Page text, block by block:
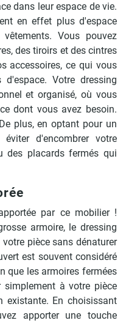
dans leur espace de vie.
en effet plus d'espace
Vous pouvez
des tiroirs et des cintres
accessoires, ce qui vous
Votre dressing
et organisé, où vous
dont vous avez besoin.
plus, en optant pour un
d'encombrer votre
des placards fermés qui
par ce mobilier !
armoire, le dressing
votre pièce sans dénaturer
est souvent considéré
que les armoires fermées
simplement à votre pièce
existante. En choisissant
apporter une touche